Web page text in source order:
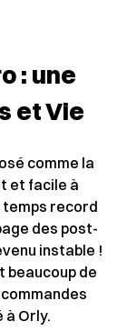
: une
et Vie
comme la
et facile à
temps record
des post-
instable !
beaucoup de
à Orly.